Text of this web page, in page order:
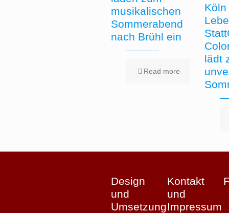
musikalischen
Sommerabend
nach Brühl ein
Read more
lädt
Design
und
Umsetzung
Kontakt
und
Impressum